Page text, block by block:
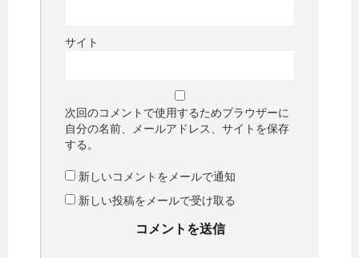
サイト
次回のコメントで使用するためブラウザーに
自分の名前、メールアドレス、サイトを保存
する。
新しいコメントをメールで通知
新しい投稿をメールで受け取る